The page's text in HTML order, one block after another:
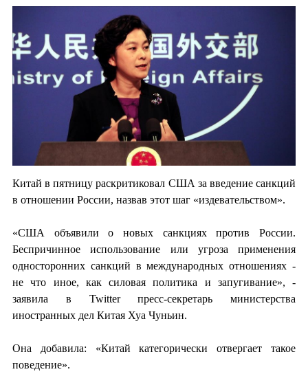
Китай в пятницу раскритиковал США за введение санкций
в отношении России, назвав этот шаг «издевательством».
«США объявили о новых санкциях против России.
Беспричинное использование или угроза применения
односторонних санкций в международных отношениях -
не что иное, как силовая политика и запугивание», -
заявила в Twitter пресс-секретарь министерства
иностранных дел Китая Хуа Чуньин.
Она добавила: «Китай категорически отвергает такое
поведение».